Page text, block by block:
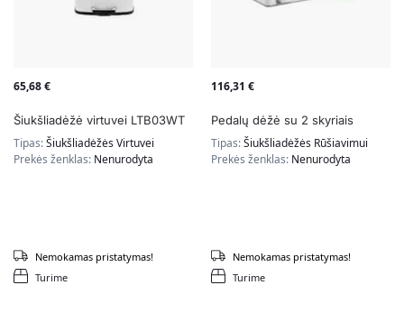
65,68€
Šiukšliadėžė virtuvei LTB03WT
Tipas:Šiukšliadėžės Virtuvei
Prekės ženklas: Nenurodyta
Turime
Nemokamas pristatymas!
116,31 €
Pedalų dėžė su 2 skyriais
Tipas:Šiukšliadėžės Rūšiavimui
Prekės ženklas: Nenurodyta
Turime
Nemokamas pristatymas!